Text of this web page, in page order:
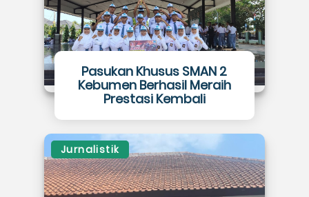
Pasukan Khusus SMAN 2
Kebumen Berhasil Meraih
Prestasi Kembali
Jurnalistik